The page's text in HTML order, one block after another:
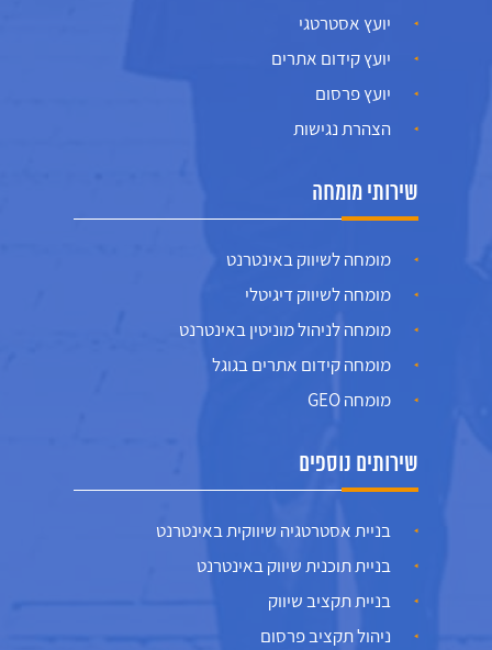
יועץ אסטרטגי
יועץ קידום אתרים
יועץ פרסום
הצהרת נגישות
שירותי מומחה
מומחה לשיווק באינטרנט
מומחה לשיווק דיגיטלי
מומחה לניהול מוניטין באינטרנט
מומחה קידום אתרים בגוגל
מומחה GEO
שירותים נוספים
בניית אסטרטגיה שיווקית באינטרנט
בניית תוכנית שיווק באינטרנט
בניית תקציב שיווק
ניהול תקציב פרסום